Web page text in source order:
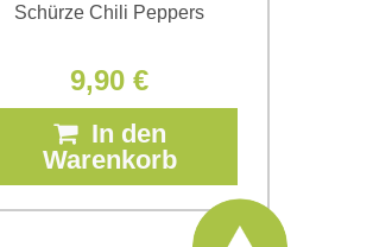
Schürze Chili Peppers
9,90 €
In den
Warenkorb